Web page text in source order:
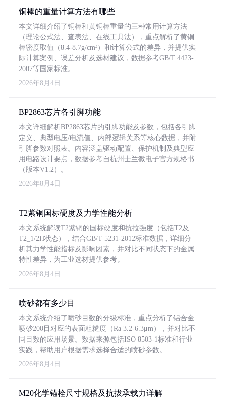
铜棒的重量计算方法有哪些
本文详细介绍了铜棒和黄铜棒重量的三种常用计算方法
（理论公式法、查表法、在线工具法），重点解析了黄铜
棒密度取值（8.4-8.7g/cm³）和计算公式的差异，并提供实
际计算案例、误差分析及选材建议，数据参考GB/T 4423-
2007等国家标准。
2026年8月4日
BP2863芯片各引脚功能
本文详细解析BP2863芯片的引脚功能及参数，包括各引脚
定义、典型电压/电流值、内部逻辑关系等核心数据，并附
引脚参数对照表。内容涵盖驱动配置、保护机制及典型应
用电路设计要点，数据参考自杭州士兰微电子官方规格书
（版本V1.2）。
2026年8月4日
T2紫铜国标硬度及力学性能分析
本文系统解读T2紫铜的国标硬度和抗拉强度（包括T2及
T2_1/2H状态），结合GB/T 5231-2012标准数据，详细分
析其力学性能指标及影响因素，并对比不同状态下的金属
特性差异，为工业选材提供参考。
2026年8月4日
喷砂都有多少目
本文系统介绍了喷砂目数的分级标准，重点分析了铝合金
喷砂200目对应的表面粗糙度（Ra 3.2-6.3μm），并对比不
同目数的应用场景。数据来源包括ISO 8503-1标准和行业
实践，帮助用户根据需求选择合适的喷砂参数。
2026年8月4日
M20化学锚栓尺寸规格及抗拔承载力详解